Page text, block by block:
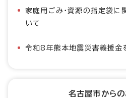
家庭用ごみ・資源の指定袋に
いて
令和8年熊本地震災害義援金
名古屋市から